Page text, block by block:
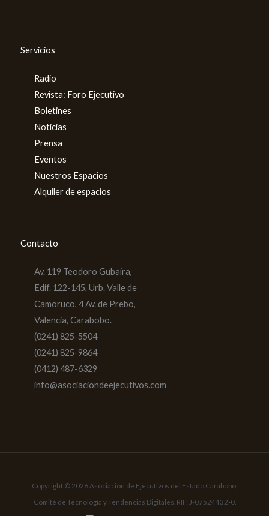
Servicios
Radio
Revista: Foro Ejecutivo
Boletines
Noticias
Prensa
Eventos
Nuestros Espacios
Alquiler de espacios
Contacto
Av. 119 Teodoro Gubaira,
Edif. 122-145, Urb. Valle de
Camoruco, 4 Av. de Prebo,
Valencia, Carabobo.
(0241) 825-5504
(0241) 825-9864
(0412) 487-6329
info@asociaciondeejecutivos.com
Copyright © 2026 Asociación de Ejecutivos del Estado Carabobo,
Comité de Tecnología y Tendencias Digitales. RIF: J-07524432-0.